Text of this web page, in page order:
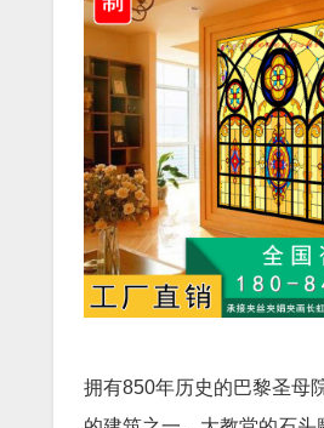
拥有850年历史的巴黎圣母